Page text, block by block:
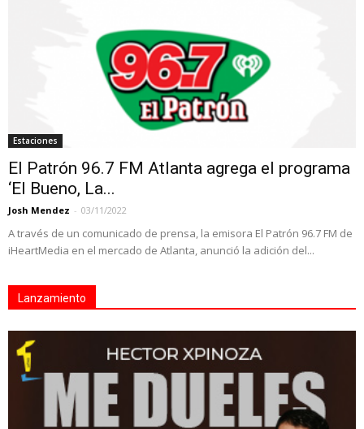
Estaciones
El Patrón 96.7 FM Atlanta agrega el programa
‘El Bueno, La...
Josh Mendez - 03/11/2022
A través de un comunicado de prensa, la emisora El Patrón 96.7 FM de
iHeartMedia en el mercado de Atlanta, anunció la adición del...
Lanzamiento